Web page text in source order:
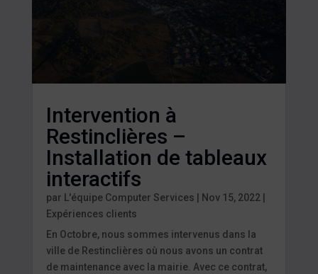
Intervention à
Restinclières –
Installation de tableaux
interactifs
par L'équipe Computer Services Nov 15, 2022
Expériences clients
En Octobre, nous sommes intervenus dans la
ville de Restinclières où nous avons un contrat
de maintenance avec la mairie. Avec ce contrat,